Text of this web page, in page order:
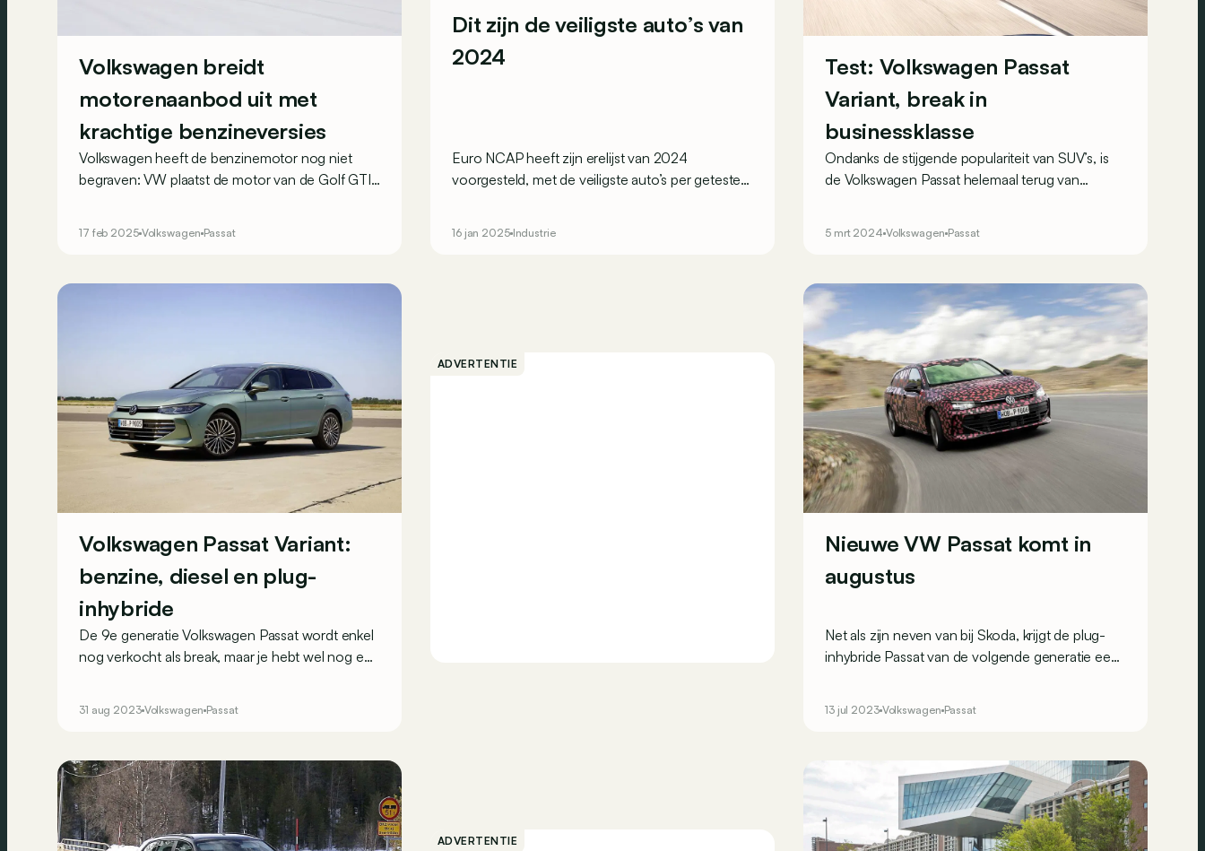
Volkswagen breidt
motorenaanbod uit met
krachtige benzineversies
Volkswagen heeft de benzinemotor nog niet
begraven: VW plaatst de motor van de Golf GTI
17 feb 2025 Volkswagen Passat
Dit zijn de veiligste auto’s van
2024
Euro NCAP heeft zijn erelijst van 2024
voorgesteld, met de veiligste auto’s per geteste
kroontje?
16 jan 2025 Industrie
Test: Volkswagen Passat
Variant, break in
businessklasse
Ondanks de stijgende populariteit van SUV’s, is
de Volkswagen Passat helemaal terug van
5 mrt 2024 Volkswagen Passat
Volkswagen Passat Variant:
benzine, diesel en plug-
inhybride
De 9e generatie Volkswagen Passat wordt enkel
nog verkocht als break, maar je hebt wel nog een
dan 100 km.
31 aug 2023 Volkswagen Passat
ADVERTENTIE
Nieuwe VW Passat komt in
augustus
Net als zijn neven van bij Skoda, krijgt de plug-
inhybride Passat van de volgende generatie een
13 jul 2023 Volkswagen Passat
ADVERTENTIE